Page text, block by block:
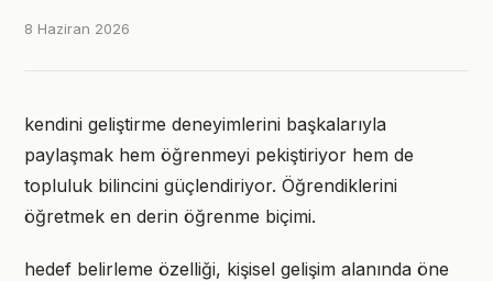
8 Haziran 2026
kendini geliştirme deneyimlerini başkalarıyla
paylaşmak hem öğrenmeyi pekiştiriyor hem de
topluluk bilincini güçlendiriyor. Öğrendiklerini
öğretmek en derin öğrenme biçimi.
hedef belirleme özelliği, kişisel gelişim alanında öne